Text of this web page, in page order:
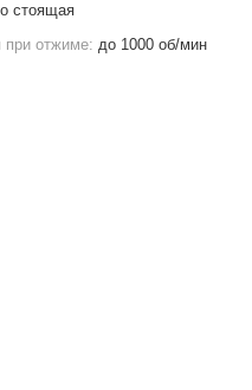
стоящая
при отжиме:до 1000 об/мин